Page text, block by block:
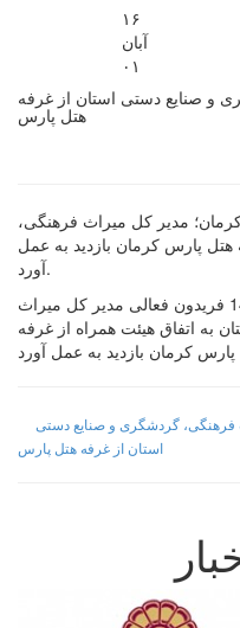
۱۶
آبان
۰۱
و صنایع دستی استان از غرفه
هتل پارس
مدیر کل میراث فرهنگی،
پارس کرمان بازدید به عمل
آورد.
روز پنجشنبه مورخ 5 آبانماه سال 1401 فریدون فعالی مدیر کل میراث
به اتفاق هیئت همراه از غرفه
فرهنگی، گردشگری و صنایع دستی
استان از غرفه هتل پارس